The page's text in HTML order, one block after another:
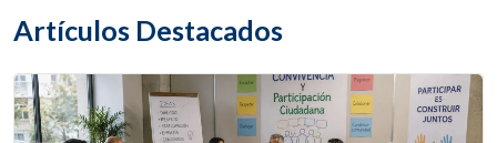
Artículos Destacados